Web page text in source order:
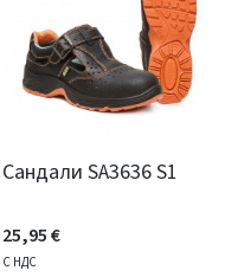
Сандали SA3636 S1
25,95 €
С НДС